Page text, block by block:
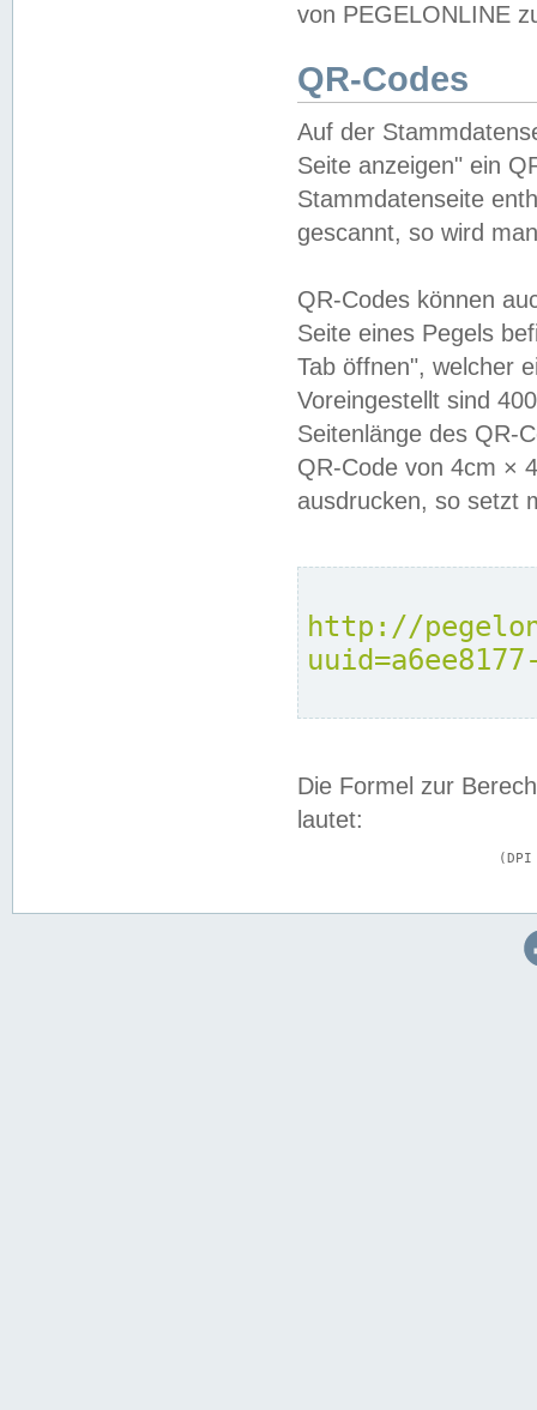
von PEGELONLINE
QR-Codes
Auf der
Seite anzeigen" ein
Stammdatenseite
gescannt, so wird
QR-Codes können
Seite eines Pegels
Tab öffnen", welcher
Voreingestellt sind
Seitenlänge des QR-
QR-Code von 4cm ×
ausdrucken, so setzt
http://
Die Formel zur
lautet: